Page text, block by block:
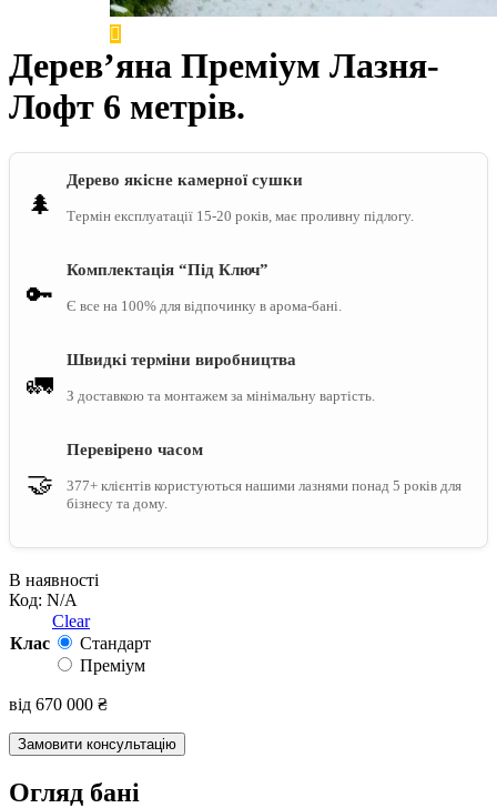
Дерев’яна Преміум Лазня-
Лофт 6 метрів.
🌲
Дерево якісне камерної сушки
Термін експлуатації 15-20 років, має проливну підлогу.
🔑
Комплектація “Під Ключ”
Є все на 100% для відпочинку в арома-бані.
🚛
Швидкі терміни виробництва
З доставкою та монтажем за мінімальну вартість.
🤝
Перевірено часом
377+ клієнтів користуються нашими лазнями понад 5 років для
бізнесу та дому.
В наявності
Код: N/A
Клас
Clear
Стандарт
Преміум
від 670 000 ₴
Замовити консультацію
Огляд бані